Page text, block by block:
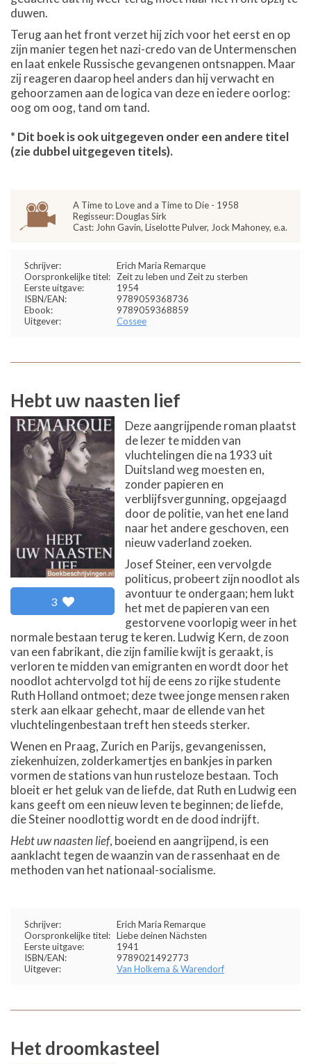
duwen.
Terug aan het front verzet hij zich voor het eerst en op
zijn manier tegen het nazi-credo van de Untermenschen
en laat enkele Russische gevangenen ontsnappen. Maar
zij reageren daarop heel anders dan hij verwacht en
gehoorzamen aan de logica van deze en iedere oorlog:
oog om oog, tand om tand.
* Dit boek is ook uitgegeven onder een andere titel
(zie dubbel uitgegeven titels).
A Time to Love and a Time to Die - 1958
Regisseur: Douglas Sirk
Cast: John Gavin, Liselotte Pulver, Jock Mahoney, e.a.
Schrijver:
Erich Maria Remarque
Oorspronkelijke titel:
Zeit zu leben und Zeit zu sterben
Eerste uitgave:
1954
ISBN/EAN:
9789059368736
Ebook:
9789059368859
Uitgever:
Cossee
Hebt uw naasten lief
3
Deze aangrijpende roman plaatst
de lezer te midden van
vluchtelingen die na 1933 uit
Duitsland weg moesten en,
zonder papieren en
verblijfsvergunning, opgejaagd
door de politie, van het ene land
naar het andere geschoven, een
nieuw vaderland zoeken.
Josef Steiner, een vervolgde
politicus, probeert zijn noodlot als
avontuur te ondergaan; hem lukt
het met de papieren van een
gestorvene voorlopig weer in het
normale bestaan terug te keren. Ludwig Kern, de zoon
van een fabrikant, die zijn familie kwijt is geraakt, is
verloren te midden van emigranten en wordt door het
noodlot achtervolgd tot hij de eens zo rijke studente
Ruth Holland ontmoet; deze twee jonge mensen raken
sterk aan elkaar gehecht, maar de ellende van het
vluchtelingenbestaan treft hen steeds sterker.
Wenen en Praag, Zurich en Parijs, gevangenissen,
ziekenhuizen, zolderkamertjes en bankjes in parken
vormen de stations van hun rusteloze bestaan. Toch
bloeit er het geluk van de liefde, dat Ruth en Ludwig een
kans geeft om een nieuw leven te beginnen; de liefde,
die Steiner noodlottig wordt en de dood indrijft.
Hebt uw naasten lief, boeiend en aangrijpend, is een
aanklacht tegen de waanzin van de rassenhaat en de
methoden van het nationaal-socialisme.
Schrijver:
Erich Maria Remarque
Oorspronkelijke titel: Liebe deinen Nächsten
Eerste uitgave:
1941
ISBN/EAN:
9789021492773
Uitgever:
Van Holkema & Warendorf
Het droomkasteel